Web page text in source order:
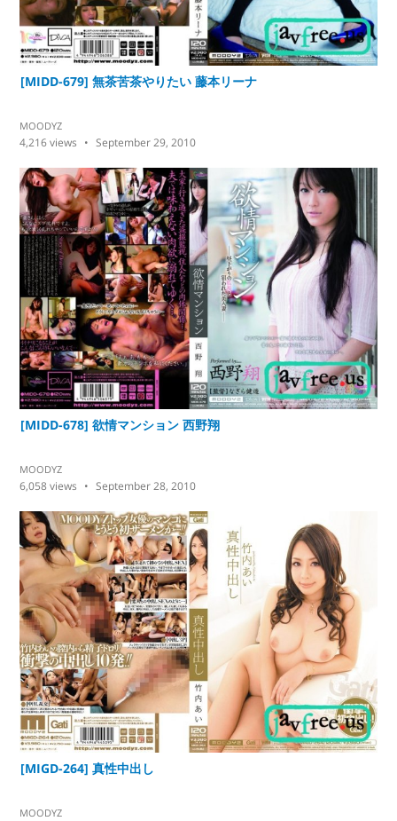
[MIDD-679] 無茶苦茶やりたい 藤本リーナ
MOODYZ
4,216views September 29, 2010
[MIDD-678] 欲情マンション 西野翔
MOODYZ
6,058views September 28, 2010
[MIGD-264] 真性中出し
MOODYZ